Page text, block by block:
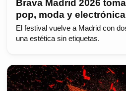
Brava Madrid 2026
pop, moda y electrónica
El festival vuelve a Madrid con
una estética sin etiquetas.